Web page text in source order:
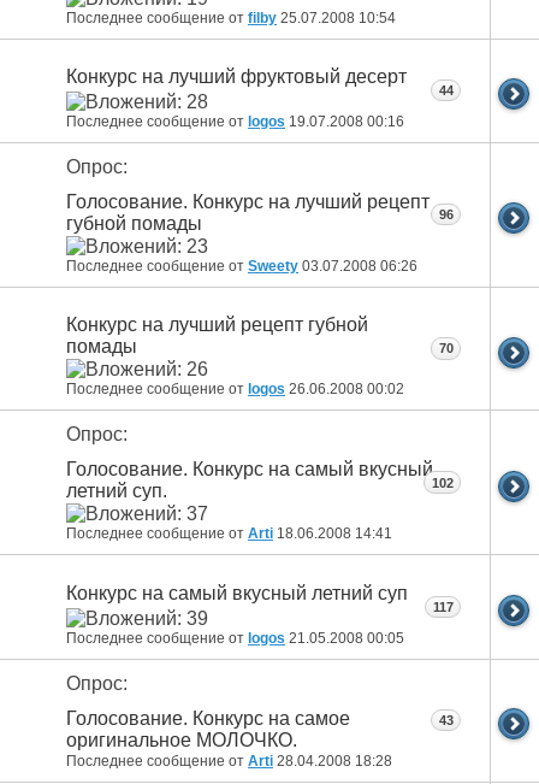
Последнее сообщение от filby 25.07.2008 10:54
Конкурс на лучший фруктовый десерт
Последнее сообщение от logos 19.07.2008 00:16
44
Опрос:
Голосование. Конкурс на лучший рецепт
губной помады
Последнее сообщение от Sweety 03.07.2008 06:26
96
Конкурс на лучший рецепт губной
помады
Последнее сообщение от logos 26.06.2008 00:02
70
Опрос:
Голосование. Конкурс на самый вкусный
летний суп.
Последнее сообщение от Arti 18.06.2008 14:41
102
Конкурс на самый вкусный летний суп
Последнее сообщение от logos 21.05.2008 00:05
117
Опрос:
Голосование. Конкурс на самое
оригинальное МОЛОЧКО.
Последнее сообщение от Arti 28.04.2008 18:28
43